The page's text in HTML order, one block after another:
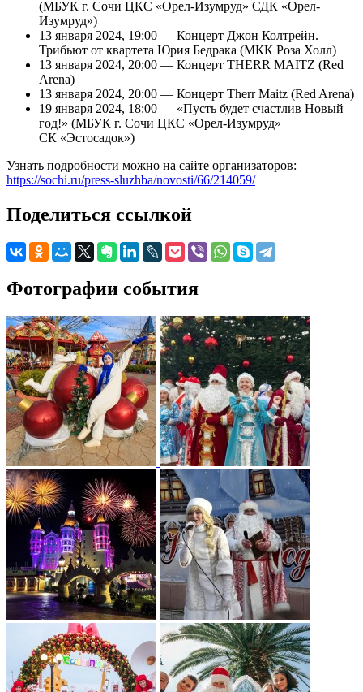
(МБУК г. Сочи ЦКС «Орел-Изумруд» СДК «Орел-
Изумруд»)
13 января 2024, 19:00 — Концерт Джон Колтрейн.
Трибьют от квартета Юрия Бедрака (МКК Роза Холл)
13 января 2024, 20:00 — Концерт THERR MAITZ (Red
Arena)
13 января 2024, 20:00 — Концерт Therr Maitz (Red Arena)
19 января 2024, 18:00 — «Пусть будет счастлив Новый
год!» (МБУК г. Сочи ЦКС «Орел-Изумруд»
СК «Эстосадок»)
Узнать подробности можно на сайте организаторов:
https://sochi.ru/press-sluzhba/novosti/66/214059/
Поделиться ссылкой
Фотографии события